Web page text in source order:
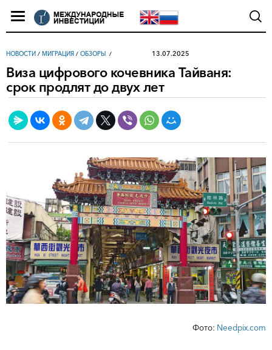
НОВОСТИ / МИГРАЦИЯ / ОБЗОРЫ 13.07.2025
Виза цифрового кочевника Тайваня:
срок продлят до двух лет
Фото: Needpix.com